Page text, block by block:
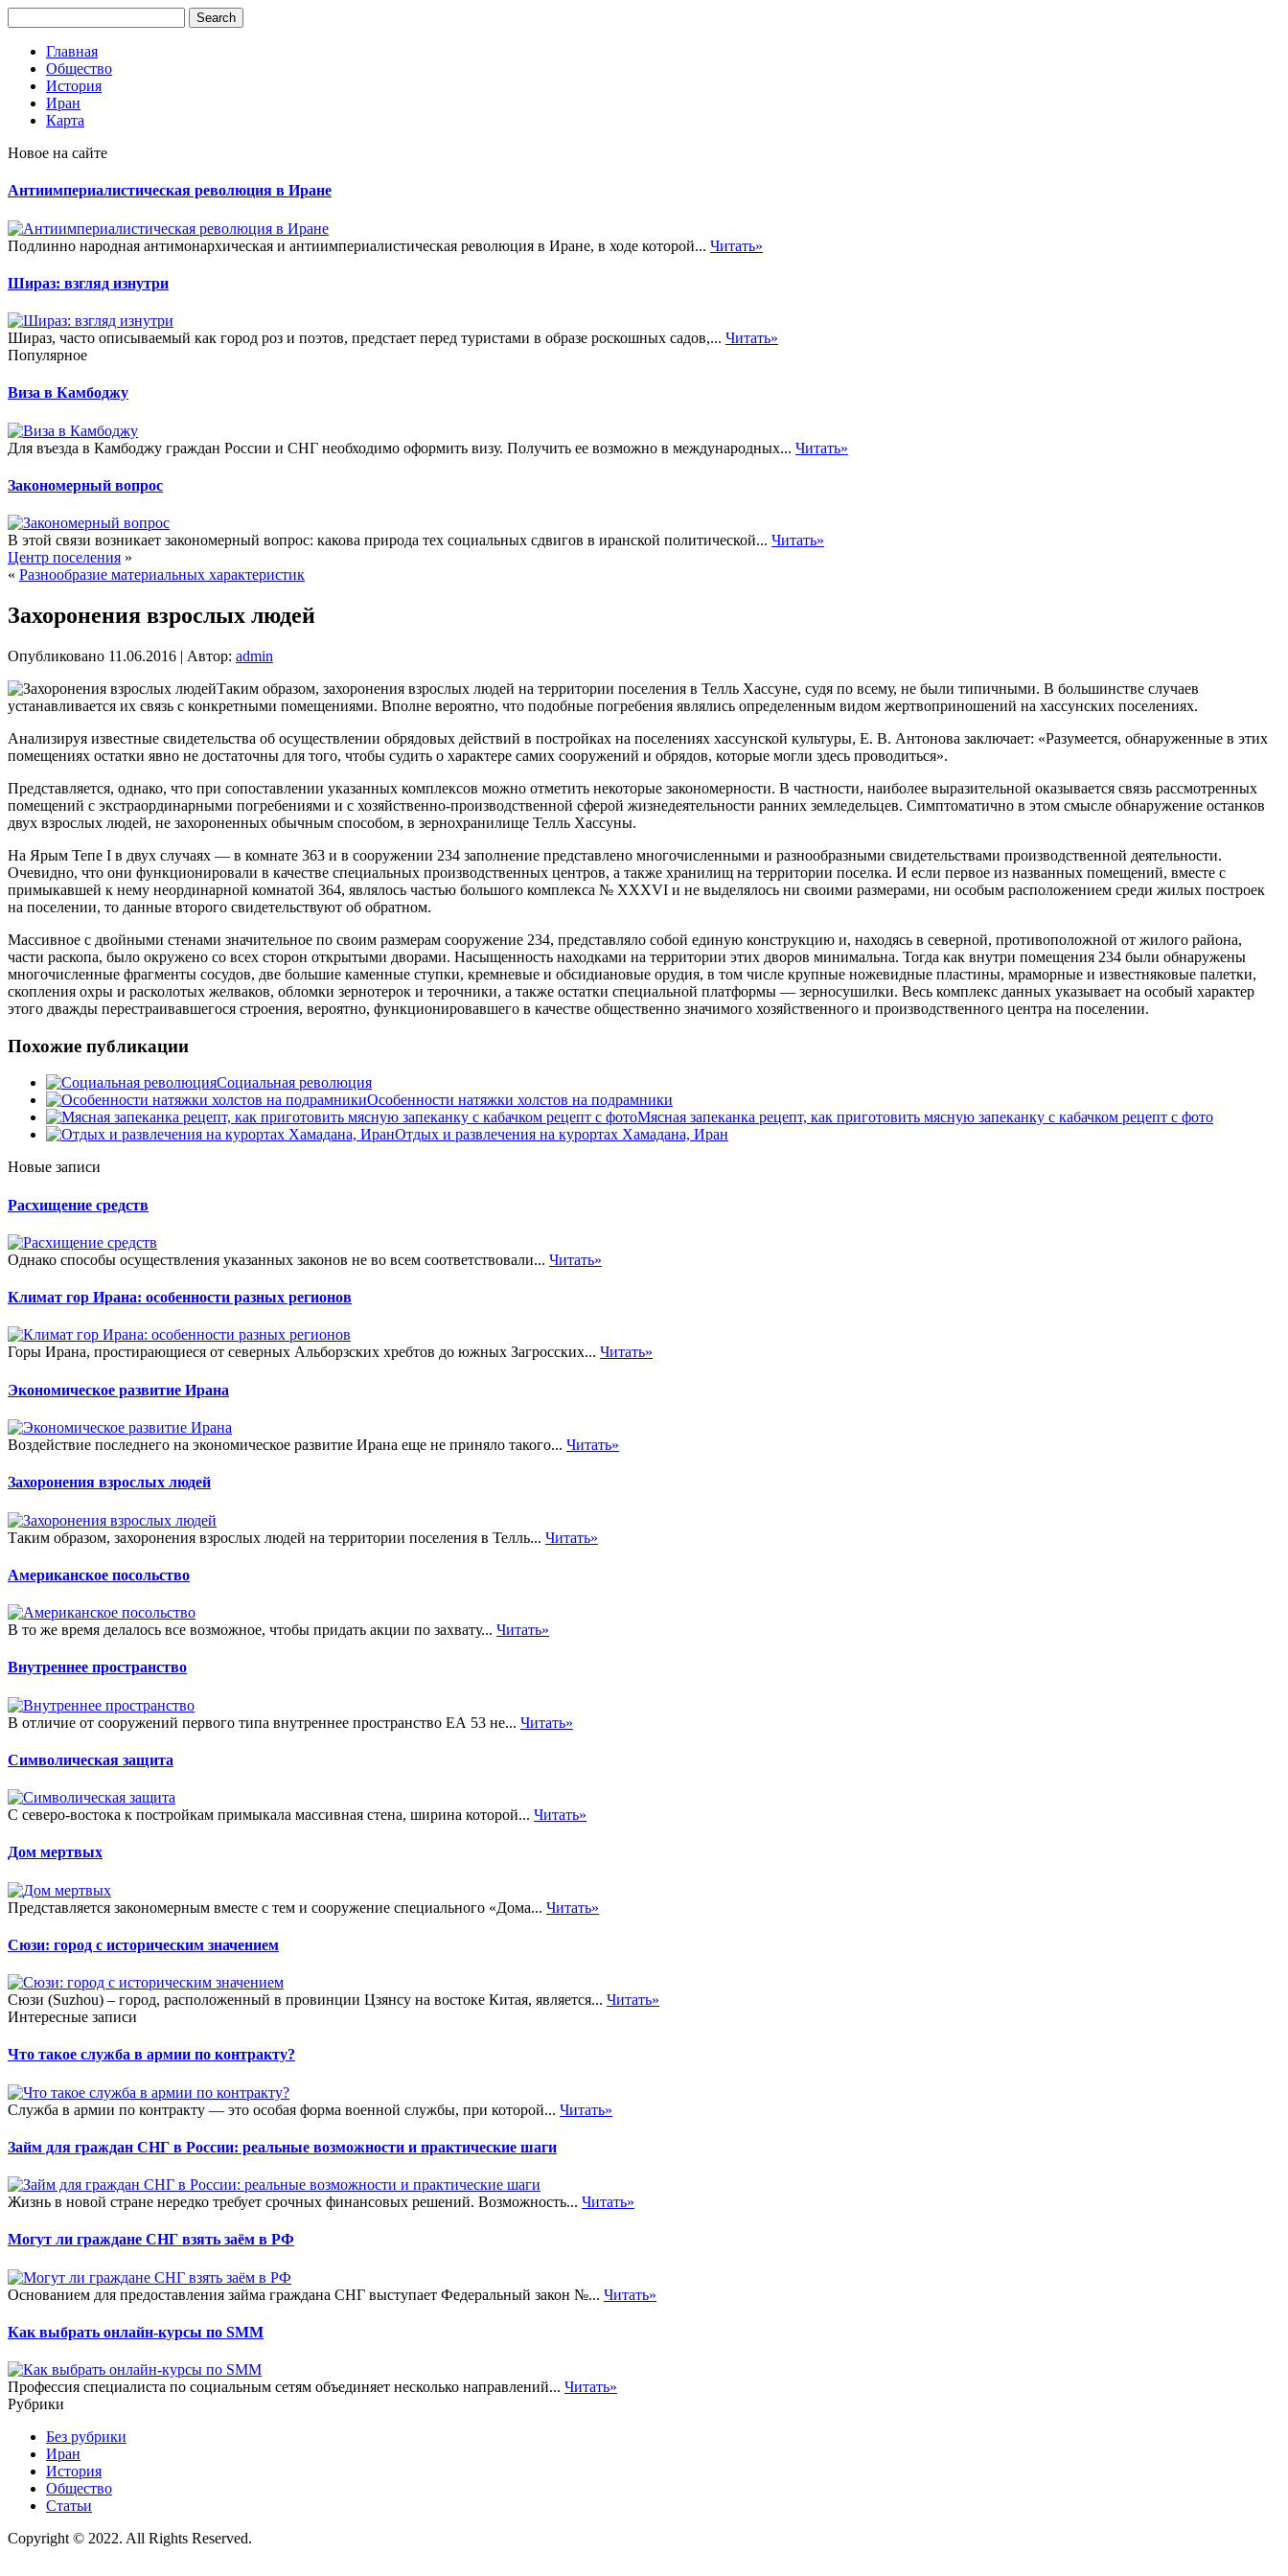
Главная
Общество
История
Иран
Карта
Новое на сайте
Антиимпериалистическая революция в Иране
Подлинно народная антимонархическая и антиимпериалистическая революция в Иране, в ходе которой... Читать»
Шираз: взгляд изнутри
Шираз, часто описываемый как город роз и поэтов, предстает перед туристами в образе роскошных садов,... Читать»
Популярное
Виза в Камбоджу
Для въезда в Камбоджу граждан России и СНГ необходимо оформить визу. Получить ее возможно в международных... Читать»
Закономерный вопрос
В этой связи возникает закономерный вопрос: какова природа тех социальных сдвигов в иранской политической... Читать»
Центр поселения »
« Разнообразие материальных характеристик
Захоронения взрослых людей
Опубликовано 11.06.2016 | Автор: admin
Таким образом, захоронения взрослых людей на территории поселения в Телль Хассуне, судя по всему, не были типичными. В большинстве случаев
устанавливается их связь с конкретными помещениями. Вполне вероятно, что подобные погребения являлись определенным видом жертвоприношений на хассунских поселениях.
Анализируя известные свидетельства об осуществлении обрядовых действий в постройках на поселениях хассунской культуры, Е. В. Антонова заключает: «Разумеется, обнаруженные в этих
помещениях остатки явно не достаточны для того, чтобы судить о характере самих сооружений и обрядов, которые могли здесь проводиться».
Представляется, однако, что при сопоставлении указанных комплексов можно отметить некоторые закономерности. В частности, наиболее выразительной оказывается связь рассмотренных
помещений с экстраординарными погребениями и с хозяйственно-производственной сферой жизнедеятельности ранних земледельцев. Симптоматично в этом смысле обнаружение останков
двух взрослых людей, не захороненных обычным способом, в зернохранилище Телль Хассуны.
На Ярым Тепе I в двух случаях — в комнате 363 и в сооружении 234 заполнение представлено многочисленными и разнообразными свидетельствами производственной деятельности.
Очевидно, что они функционировали в качестве специальных производственных центров, а также хранилищ на территории поселка. И если первое из названных помещений, вместе с
примыкавшей к нему неординарной комнатой 364, являлось частью большого комплекса № XXXVI и не выделялось ни своими размерами, ни особым расположением среди жилых построек
на поселении, то данные второго свидетельствуют об обратном.
Массивное с двойными стенами значительное по своим размерам сооружение 234, представляло собой единую конструкцию и, находясь в северной, противоположной от жилого района,
части раскопа, было окружено со всех сторон открытыми дворами. Насыщенность находками на территории этих дворов минимальна. Тогда как внутри помещения 234 были обнаружены
многочисленные фрагменты сосудов, две большие каменные ступки, кремневые и обсидиановые орудия, в том числе крупные ножевидные пластины, мраморные и известняковые палетки,
скопления охры и расколотых желваков, обломки зернотерок и терочники, а также остатки специальной платформы — зерносушилки. Весь комплекс данных указывает на особый характер
этого дважды перестраивавшегося строения, вероятно, функционировавшего в качестве общественно значимого хозяйственного и производственного центра на поселении.
Похожие публикации
Социальная революция
Особенности натяжки холстов на подрамники
Мясная запеканка рецепт, как приготовить мясную запеканку с кабачком рецепт с фото
Отдых и развлечения на курортах Хамадана, Иран
Новые записи
Расхищение средств
Однако способы осуществления указанных законов не во всем соответствовали... Читать»
Климат гор Ирана: особенности разных регионов
Горы Ирана, простирающиеся от северных Альборзских хребтов до южных Загросских... Читать»
Экономическое развитие Ирана
Воздействие последнего на экономическое развитие Ирана еще не приняло такого... Читать»
Захоронения взрослых людей
Таким образом, захоронения взрослых людей на территории поселения в Телль... Читать»
Американское посольство
В то же время делалось все возможное, чтобы придать акции по захвату... Читать»
Внутреннее пространство
В отличие от сооружений первого типа внутреннее пространство ЕА 53 не... Читать»
Символическая защита
С северо-востока к постройкам примыкала массивная стена, ширина которой... Читать»
Дом мертвых
Представляется закономерным вместе с тем и сооружение специального «Дома... Читать»
Сюзи: город с историческим значением
Сюзи (Suzhou) – город, расположенный в провинции Цзянсу на востоке Китая, является... Читать»
Интересные записи
Что такое служба в армии по контракту?
Служба в армии по контракту — это особая форма военной службы, при которой... Читать»
Займ для граждан СНГ в России: реальные возможности и практические шаги
Жизнь в новой стране нередко требует срочных финансовых решений. Возможность... Читать»
Могут ли граждане СНГ взять заём в РФ
Основанием для предоставления займа граждана СНГ выступает Федеральный закон №... Читать»
Как выбрать онлайн-курсы по SMM
Профессия специалиста по социальным сетям объединяет несколько направлений... Читать»
Рубрики
Без рубрики
Иран
История
Общество
Статьи
Copyright © 2022. All Rights Reserved.